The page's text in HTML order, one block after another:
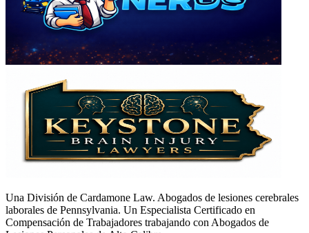
Una División de Cardamone Law. Abogados de lesiones cerebrales
laborales de Pennsylvania. Un Especialista Certificado en
Compensación de Trabajadores trabajando con Abogados de